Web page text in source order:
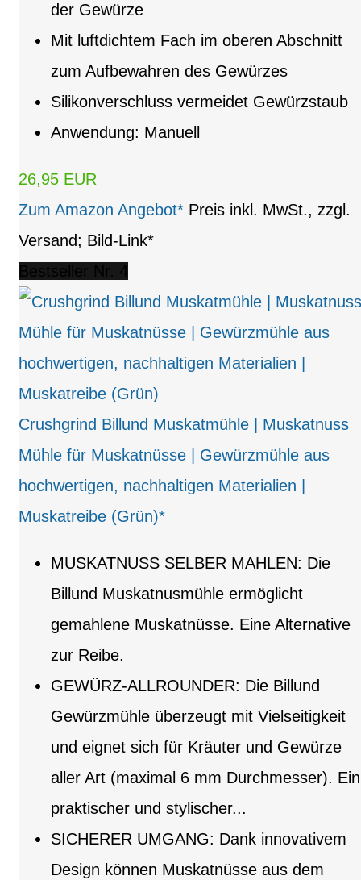
der Gewürze
Mit luftdichtem Fach im oberen Abschnitt
zum Aufbewahren des Gewürzes
Silikonverschluss vermeidet Gewürzstaub
Anwendung: Manuell
26,95 EUR
Zum Amazon Angebot* Preis inkl. MwSt., zzgl.
Versand; Bild-Link*
Crushgrind Billund Muskatmühle | Muskatnuss
Mühle für Muskatnüsse | Gewürzmühle aus
hochwertigen, nachhaltigen Materialien |
Muskatreibe (Grün)*
MUSKATNUSS SELBER MAHLEN: Die
Billund Muskatnusmühle ermöglicht
gemahlene Muskatnüsse. Eine Alternative
zur Reibe.
GEWÜRZ-ALLROUNDER: Die Billund
Gewürzmühle überzeugt mit Vielseitigkeit
und eignet sich für Kräuter und Gewürze
aller Art (maximal 6 mm Durchmesser). Ein
praktischer und stylischer...
SICHERER UMGANG: Dank innovativem
Design können Muskatnüsse aus dem